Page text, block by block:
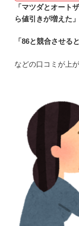
「マツダとオート
ら値引きが増えた」
「86と競合させる
などの口コミが上